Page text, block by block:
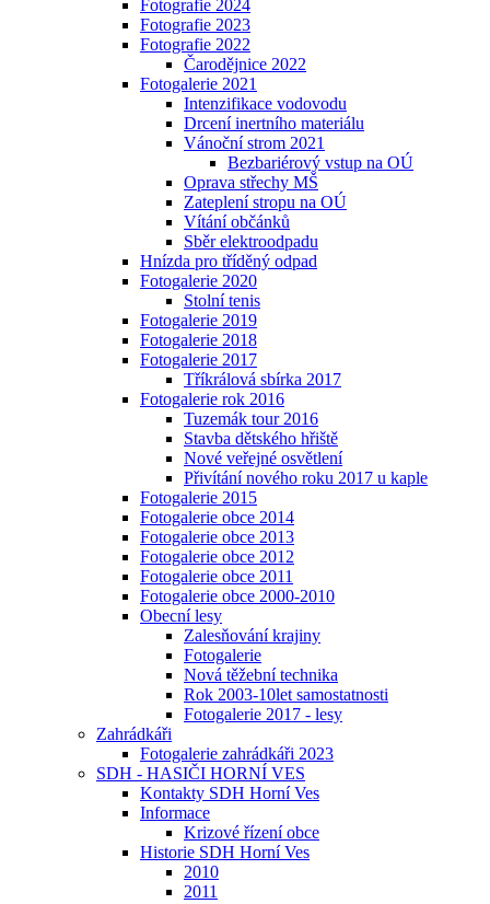
Fotografie 2024
Fotografie 2023
Fotografie 2022
Čarodějnice 2022
Fotogalerie 2021
Intenzifikace vodovodu
Drcení inertního materiálu
Vánoční strom 2021
Bezbariérový vstup na OÚ
Oprava střechy MŠ
Zateplení stropu na OÚ
Vítání občánků
Sběr elektroodpadu
Hnízda pro tříděný odpad
Fotogalerie 2020
Stolní tenis
Fotogalerie 2019
Fotogalerie 2018
Fotogalerie 2017
Tříkrálová sbírka 2017
Fotogalerie rok 2016
Tuzemák tour 2016
Stavba dětského hřiště
Nové veřejné osvětlení
Přivítání nového roku 2017 u kaple
Fotogalerie 2015
Fotogalerie obce 2014
Fotogalerie obce 2013
Fotogalerie obce 2012
Fotogalerie obce 2011
Fotogalerie obce 2000-2010
Obecní lesy
Zalesňování krajiny
Fotogalerie
Nová těžební technika
Rok 2003-10let samostatnosti
Fotogalerie 2017 - lesy
Zahrádkáři
Fotogalerie zahrádkáři 2023
SDH - HASIČI HORNÍ VES
Kontakty SDH Horní Ves
Informace
Krizové řízení obce
Historie SDH Horní Ves
2010
2011